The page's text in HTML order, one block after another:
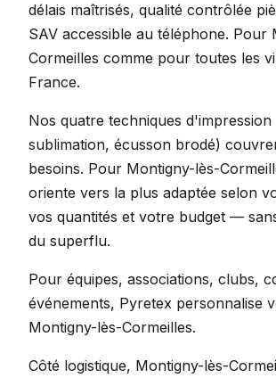
délais maîtrisés, qualité contrôlée
SAV accessible au téléphone. Pour
Cormeilles comme pour toutes les
France.
Nos quatre techniques d'impression
sublimation, écusson brodé)
besoins. Pour Montigny-lès-
oriente vers la plus adaptée selon
vos quantités et votre budget —
du superflu.
Pour équipes, associations, clubs,
événements, Pyretex personnalise
Montigny-lès-Cormeilles.
Côté logistique, Montigny-lès-